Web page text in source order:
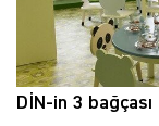
DİN-in 3